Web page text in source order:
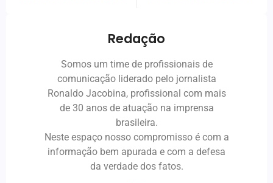
Redação
Somos um time de profissionais de
comunicação liderado pelo jornalista
Ronaldo Jacobina, profissional com mais
de 30 anos de atuação na imprensa
brasileira.
Neste espaço nosso compromisso é com a
informação bem apurada e com a defesa
da verdade dos fatos.